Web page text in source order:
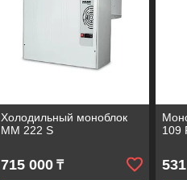
Холодильный моноблок
MM 222 S
715 000₸
109